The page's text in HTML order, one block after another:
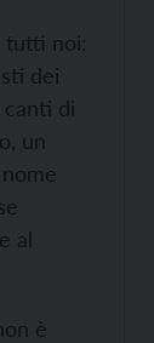
tutti noi:
dei
di
un
al
è